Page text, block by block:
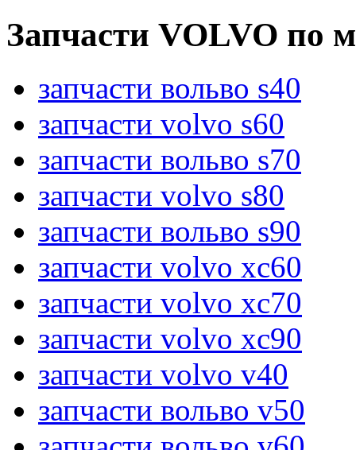
Запчасти VOLVO по
запчасти вольво s40
запчасти volvo s60
запчасти вольво s70
запчасти volvo s80
запчасти вольво s90
запчасти volvo xc60
запчасти volvo xc70
запчасти volvo xc90
запчасти volvo v40
запчасти вольво v50